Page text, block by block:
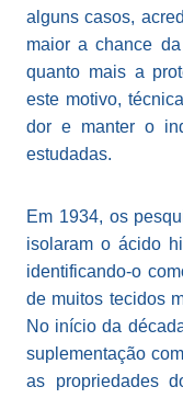
alguns casos,
maior a chance
quanto mais a
este motivo,
dor e manter o
estudadas.
Em 1934, os
isolaram o ácido
identificando-o
de muitos tecidos
No início da
suplementação
as propriedades